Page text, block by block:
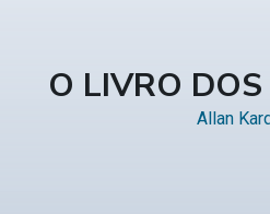
O LIVRO
Allan